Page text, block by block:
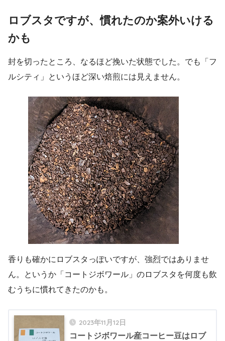
ロブスタですが、慣れたのか案外いける
かも
封を切ったところ、なるほど挽いた状態でした。でも「フ
ルシティ」というほど深い焙煎には見えません。
香りも確かにロブスタっぽいですが、強烈ではありませ
ん。というか「コートジボワール」のロブスタを何度も飲
むうちに慣れてきたのかも。
2023年11月12日
コートジボワール産コーヒー豆はロブ